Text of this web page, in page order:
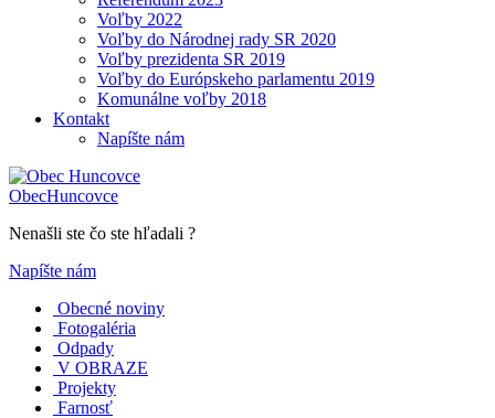
Voľby 2022
Voľby do Národnej rady SR 2020
Voľby prezidenta SR 2019
Voľby do Európskeho parlamentu 2019
Komunálne voľby 2018
Kontakt
Napíšte nám
ObecHuncovce
Nenašli ste čo ste hľadali ?
Napíšte nám
Obecné noviny
Fotogaléria
Odpady
V OBRAZE
Projekty
Farnosť